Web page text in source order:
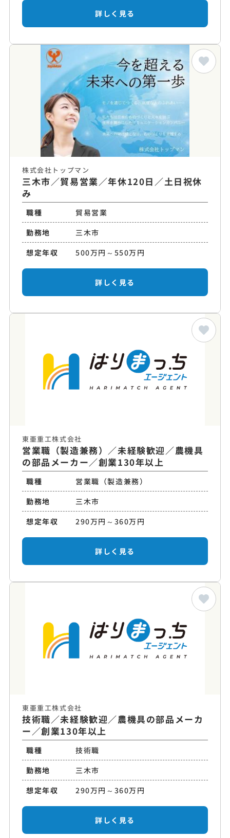
詳しく見る
株式会社トップマン
三木市／貿易営業／年休120日／土日祝休
み
職種
貿易営業
勤務地
三木市
想定年収
500万円～550万円
詳しく見る
東亜重工株式会社
営業職（製造兼務）／未経験歓迎／農機具
の部品メーカー／創業130年以上
職種
営業職（製造兼務）
勤務地
三木市
想定年収
290万円～360万円
詳しく見る
東亜重工株式会社
技術職／未経験歓迎／農機具の部品メーカ
ー／創業130年以上
職種
技術職
勤務地
三木市
想定年収
290万円～360万円
詳しく見る